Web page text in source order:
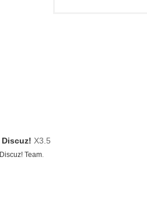
Discuz! X3.5
Discuz! Team.